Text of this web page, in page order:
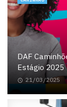
DAF
Estágio 2025
21/03/2025